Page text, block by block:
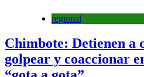
regional
Chimbote: Detienen a
golpear y coaccionar